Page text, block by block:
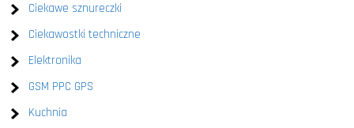
Ciekawe sznureczki
Ciekawostki techniczne
Elektronika
GSM PPC GPS
Kuchnia